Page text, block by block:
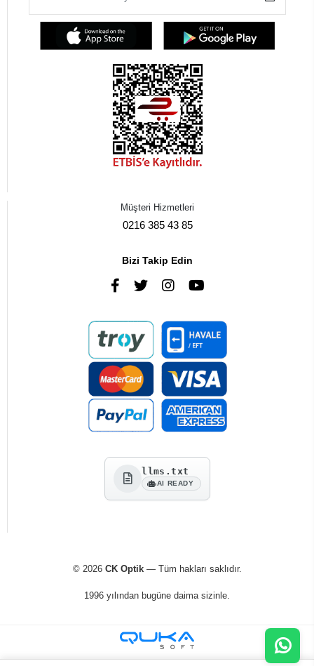
Müşteri Hizmetleri
0216 385 43 85
Bizi Takip Edin
llms.txt
AI READY
© 2026 CK Optik— Tüm hakları saklıdır.
1996 yılından bugüne daima sizinle.